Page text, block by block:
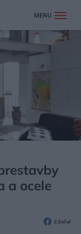
MENU
a ocele
Zdieľať